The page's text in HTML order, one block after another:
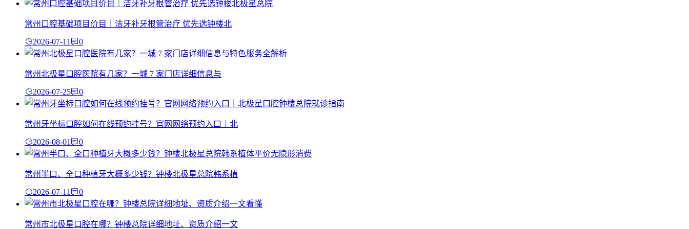
常州口腔基础项目价目｜洁牙补牙根管治疗 优先选钟楼北
2026-07-11 0
常州北极星口腔医院有几家？一城 7 家门店详细信息与
2026-07-25 0
常州牙坐标口腔如何在线预约挂号？官网网络预约入口｜北
2026-08-01 0
常州半口、全口种植牙大概多少钱？钟楼北极星总院韩系植
2026-07-11 0
常州市北极星口腔在哪？钟楼总院详细地址、资质介绍一文